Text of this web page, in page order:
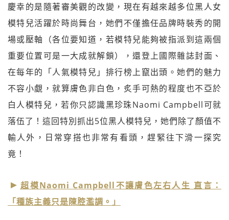
慶幸的是隨著審美觀的改變，現在有越來越多位黑人女
模特兒活躍於時尚舞台，她們不僅擔任品牌時裝秀的開
場或壓軸（各位要知道，若模特兒能夠被指派到這兩個
重要位置可是一大成就解鎖），還登上國際雜誌封面、
在每年的「人氣模特兒」排行榜上竄出頭。她們的魅力
不容小覷，就算膚色非白色，炙手可熱的程度也不亞於
白人模特兒，若你只認識黑珍珠Naomi Campbell可就
落伍了！這回特別抓出5位黑人模特兒，她們除了顏值不
輸人外，日常穿搭也非常有看頭，趕緊往下滑一探究
竟！
超模Naomi Campbell不讓膚色左右人生 直言：
「種族主義只是陳腔濫調。」